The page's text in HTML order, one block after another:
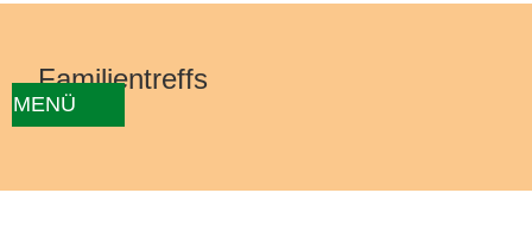
MENÜ
Familientreffs